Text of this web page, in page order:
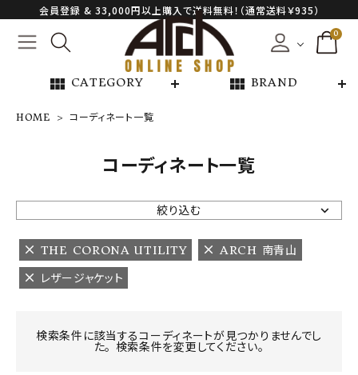
会員登録 & 33,000円以上購入で送料無料！（通常送料￥935）
0
view_module CATEGORY view_module BRAND
NEW ARRIVAL
ARCH EXCLUSIVE
BRAND
CATEGORY
HOME コーディネート一覧
コーディネート一覧
絞り込む
THE CORONA UTILITY
ARCH 南青山
レザージャケット
検索条件に該当するコーディネートが見つかりませんでし
た。 検索条件を変更してください。